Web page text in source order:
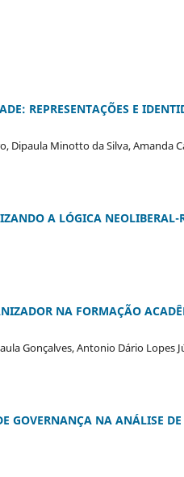
REPRESENTAÇÕES E
Dipaula Minotto da Silva, Amanda
A LÓGICA NEOLIBERAL-
NA FORMAÇÃO
Gonçalves, Antonio Dário Lopes
GOVERNANÇA NA ANÁLISE